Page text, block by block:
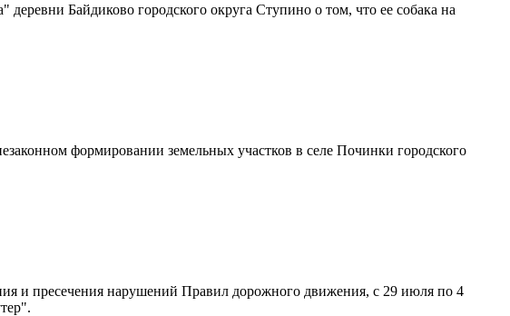
Байдиково городского округа Ступино о том, что ее собака на
формировании земельных участков в селе Починки городского
и пресечения нарушений Правил дорожного движения, с 29 июля по 4